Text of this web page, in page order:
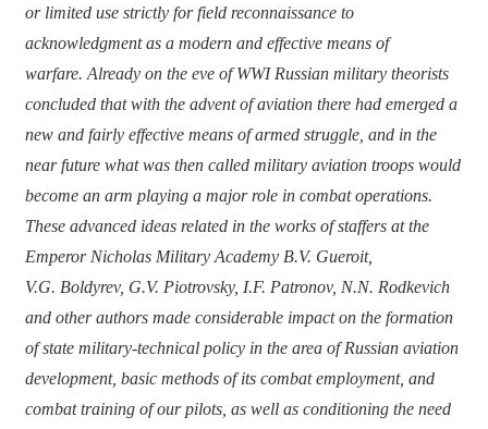
or limited use strictly for field reconnaissance to
acknowledgment as a modern and effective means of
warfare. Already on the eve of WWI Russian military theorists
concluded that with the advent of aviation there had emerged a
new and fairly effective means of armed struggle, and in the
near future what was then called military aviation troops would
become an arm playing a major role in combat operations.
These advanced ideas related in the works of staffers at the
Emperor Nicholas Military Academy B.V. Gueroit,
V.G. Boldyrev, G.V. Piotrovsky, I.F. Patronov, N.N. Rodkevich
and other authors made considerable impact on the formation
of state military-technical policy in the area of Russian aviation
development, basic methods of its combat employment, and
combat training of our pilots, as well as conditioning the need